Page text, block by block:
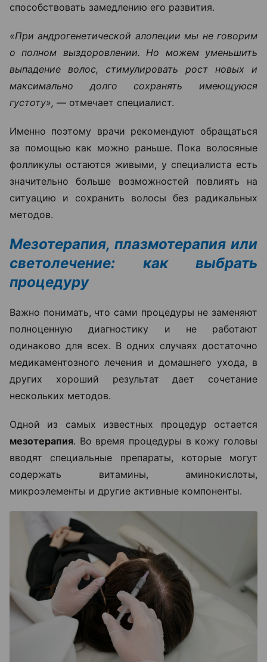
способствовать замедлению его развития.
«При андрогенетической алопеции мы не говорим
о полном выздоровлении. Но можем уменьшить
выпадение волос, стимулировать рост новых и
максимально долго сохранять имеющуюся
густоту», — отмечает специалист.
Именно поэтому врачи рекомендуют обращаться
за помощью как можно раньше. Пока волосяные
фолликулы остаются живыми, у специалиста есть
значительно больше возможностей повлиять на
ситуацию и сохранить волосы без радикальных
методов.
Мезотерапия, плазмотерапия или
светолечение: как выбрать
процедуру
Важно понимать, что сами процедуры не заменяют
полноценную диагностику и не работают
одинаково для всех. В одних случаях достаточно
медикаментозного лечения и домашнего ухода, в
других хороший результат дает сочетание
нескольких методов.
Одной из самых известных процедур остается
мезотерапия. Во время процедуры в кожу головы
вводят специальные препараты, которые могут
содержать витамины, аминокислоты,
микроэлементы и другие активные компоненты.